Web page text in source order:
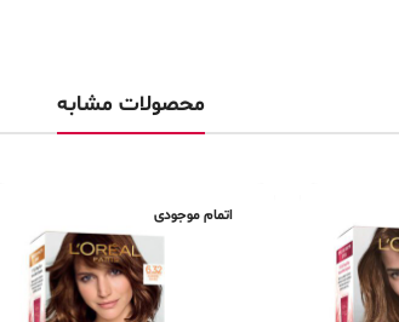
محصولات مشابه
اتمام موجودی